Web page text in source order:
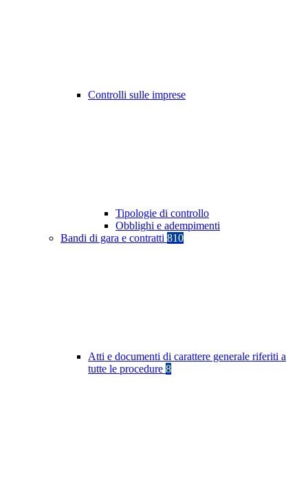
Controlli sulle imprese
Tipologie di controllo
Obblighi e adempimenti
Bandi di gara e contratti 810
Atti e documenti di carattere generale riferiti a
tutte le procedure 8